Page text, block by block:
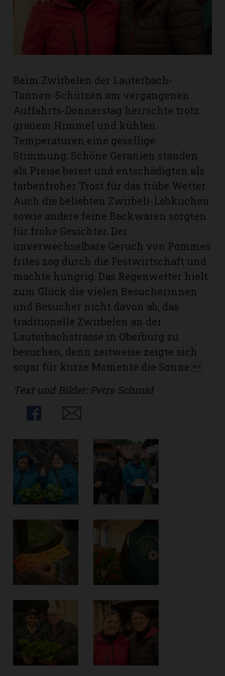
Beim Zwirbelen der Lauterbach-
Tannen-Schützen am vergangenen
Auffahrts-Donnerstag herrschte trotz
grauem Himmel und kühlen
Temperaturen eine gesellige
Stimmung. Schöne Geranien standen
als Preise bereit und entschädigten als
farbenfroher Trost für das trübe Wetter.
Auch die beliebten Zwirbeli-Lebkuchen
sowie andere feine Backwaren sorgten
für frohe Gesichter. Der
unverwechselbare Geruch von Pommes
frites zog durch die Festwirtschaft und
machte hungrig. Das Regenwetter hielt
zum Glück die vielen Besucherinnen
und Besucher nicht davon ab, das
traditionelle Zwirbelen an der
Lauterbachstrasse in Oberburg zu
besuchen, denn zeitweise zeigte sich
sogar für kurze Momente die Sonne.
Text und Bilder: Petra Schmid
Share
Share